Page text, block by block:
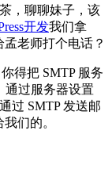
，聊聊妹子，该
开发我们拿
老师打个电话？
得把 SMTP 服务
通过服务器设置
过 SMTP 发送邮
们的。